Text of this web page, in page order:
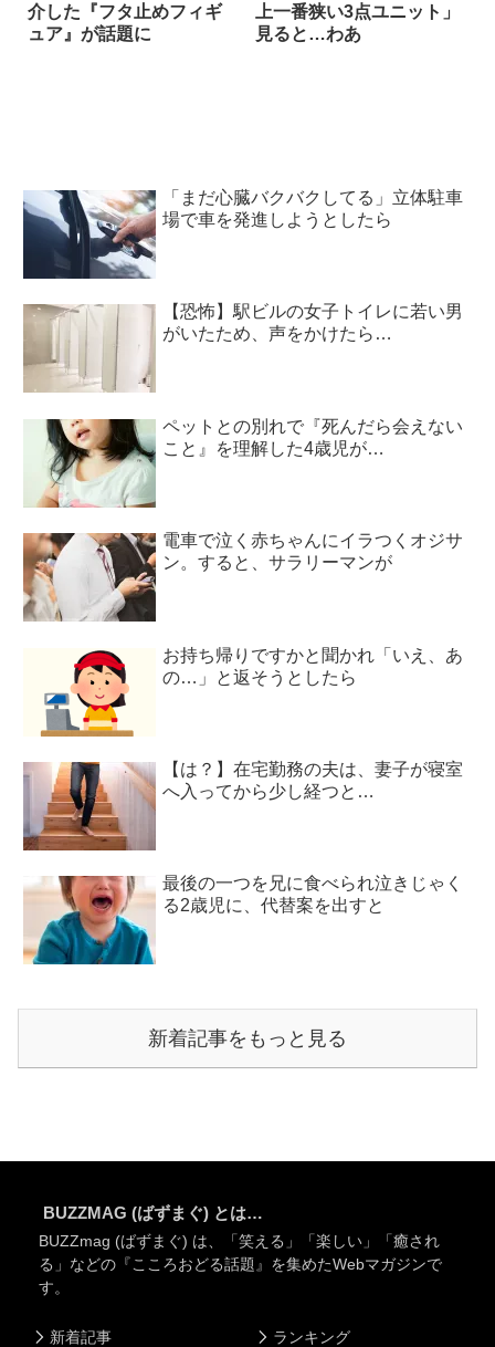
介した『フタ止めフィギ
ュア』が話題に
上一番狭い3点ユニット」
見ると…わあ
「まだ心臓バクバクしてる」立体駐車
場で車を発進しようとしたら
【恐怖】駅ビルの女子トイレに若い男
がいたため、声をかけたら…
ペットとの別れで『死んだら会えない
こと』を理解した4歳児が…
電車で泣く赤ちゃんにイラつくオジサ
ン。すると、サラリーマンが
お持ち帰りですかと聞かれ「いえ、あ
の…」と返そうとしたら
【は？】在宅勤務の夫は、妻子が寝室
へ入ってから少し経つと…
最後の一つを兄に食べられ泣きじゃく
る2歳児に、代替案を出すと
新着記事をもっと見る
BUZZMAG (ばずまぐ) とは…
BUZZmag (ばずまぐ) は、「笑える」「楽しい」「癒され
る」などの『こころおどる話題』を集めたWebマガジンで
す。
新着記事 ランキング